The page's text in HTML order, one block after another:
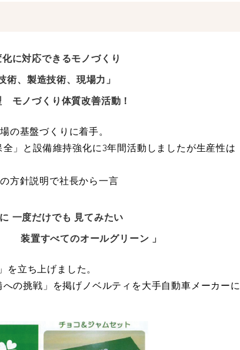
化に対応できるモノづくり
術、製造技術、現場力」
モノづくり体質改善活動！
の基盤づくりに着手。
全」と設備維持強化に3年間活動しましたが生産性は
方針説明で社長から一言
に 一度だけでも 見てみたい
のオールグリーン 」
を立ち上げました。
への挑戦」を掲げノベルティを大手自動車メーカーに